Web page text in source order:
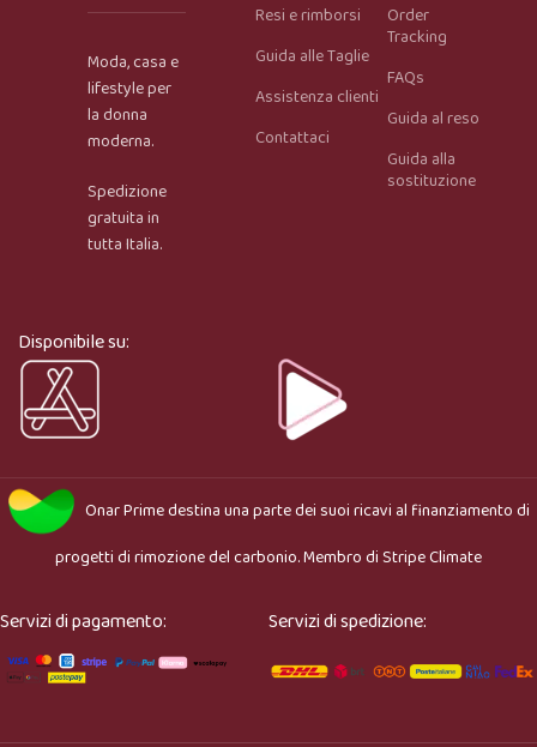
Onar AI Assistant
Moda, casa e
lifestyle per
la donna
moderna.
Spedizione
gratuita in
tutta Italia.
Resi e rimborsi
Guida alle Taglie
Assistenza clienti
Contattaci
Order
Tracking
FAQs
Guida al reso
Guida alla
sostituzione
Disponibile su:
Onar Primedestina una parte dei suoi ricavi al finanziamento di
progetti di rimozione del carbonio. Membro diStripe Climate
Servizi di pagamento: Servizi di spedizione: